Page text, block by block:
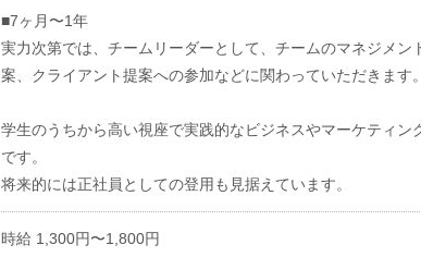
■7ヶ月〜1年
実力次第では、チームリーダーとして、チームのマネジメン
案、クライアント提案への参加などに関わっていただきます。
学生のうちから高い視座で実践的なビジネスやマーケティン
です。
将来的には正社員としての登用も見据えています。
時給 1,300円〜1,800円